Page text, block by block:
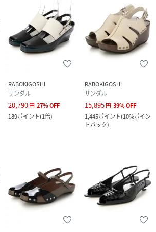
RABOKIGOSHI
サンダル
20,790円 27%OFF
189ポイント(1倍)
RABOKIGOSHI
サンダル
15,895円 39%OFF
1,445ポイント(10%ポイン
トバック)